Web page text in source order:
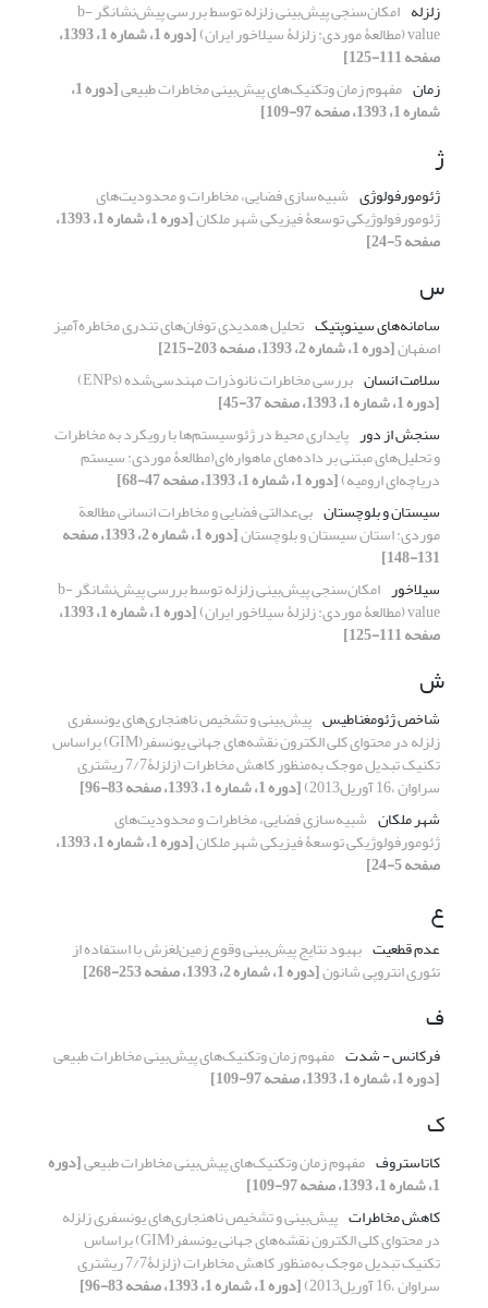
زلزله امکان‌سنجی پیش‌بینی زلزله توسط بررسی پیش‌نشانگر b-
value (مطالعۀ موردی: زلزلۀ سیلاخور ایران) [دوره 1، شماره 1، 1393،
صفحه 111-125]
زمان مفهوم زمان وتکنیک‌های پیش‌بینی مخاطرات طبیعی [دوره 1،
شماره 1، 1393، صفحه 97-109]
ژ
ژئومورفولوژی شبیه‌سازی فضایی، مخاطرات و محدودیت‌های
ژئومورفولوژیکی توسعۀ فیزیکی شهر ملکان [دوره 1، شماره 1، 1393،
صفحه 5-24]
س
سامانه‌های سینوپتیک تحلیل همدیدی توفان‌های تندری مخاطره‌آمیز
اصفهان[دوره 1، شماره 2، 1393، صفحه 203-215]
سلامت انسان بررسی مخاطرات نانوذرات مهندسی‌شده (ENPs)
[دوره 1، شماره 1، 1393، صفحه 37-45]
سنجش از دور پایداری محیط در ژئوسیستم‌ها با رویکرد به مخاطرات
و تحلیل‌های مبتنی بر داده‌های ماهواره‌ای(مطالعۀ موردی: سیستم
دریاچه‌ای ارومیه)[دوره 1، شماره 1، 1393، صفحه 47-68]
سیستان و بلوچستان بی‌عدالتی فضایی و مخاطرات انسانی مطالعة
موردی: استان سیستان و بلوچستان [دوره 1، شماره 2، 1393، صفحه
131-148]
سیلاخور
امکان‌سنجی پیش‌بینی زلزله توسط بررسی پیش‌نشانگر b-
value (مطالعۀ موردی: زلزلۀ سیلاخور ایران) [دوره 1، شماره 1، 1393،
صفحه 111-125]
ش
شاخص ژئومغناطیس پیش‌بینی و تشخیص ناهنجاری‌های یونسفری
زلزله در محتوای کلی الکترون نقشه‌های جهانی یونسفر(GIM) براساس
تکنیک تبدیل موجک به‌منظور کاهش مخاطرات (زلزلۀ7/7 ریشتری
سراوان ،16 آوریل2013)
[دوره 1، شماره 1، 1393، صفحه 83-96]
شهر ملکان شبیه‌سازی فضایی، مخاطرات و محدودیت‌های
ژئومورفولوژیکی توسعۀ فیزیکی شهر ملکان [دوره 1، شماره 1، 1393،
صفحه 5-24]
ع
عدم قطعیت بهبود نتایج پیش‌بینی وقوع زمین‌لغزش با استفاده از
تئوری انتروپی شانون[دوره 1، شماره 2، 1393، صفحه 253-268]
ف
فرکانس - شدت مفهوم زمان وتکنیک‌های پیش‌بینی مخاطرات طبیعی
[دوره 1، شماره 1، 1393، صفحه 97-109]
ک
کاتاستروف مفهوم زمان وتکنیک‌های پیش‌بینی مخاطرات طبیعی[دوره
1، شماره 1، 1393، صفحه 97-109]
کاهش مخاطرات پیش‌بینی و تشخیص ناهنجاری‌های یونسفری زلزله
در محتوای کلی الکترون نقشه‌های جهانی یونسفر(GIM) براساس
تکنیک تبدیل موجک به‌منظور کاهش مخاطرات (زلزلۀ7/7 ریشتری
سراوان ،16 آوریل2013) [دوره 1، شماره 1، 1393، صفحه 83-96]